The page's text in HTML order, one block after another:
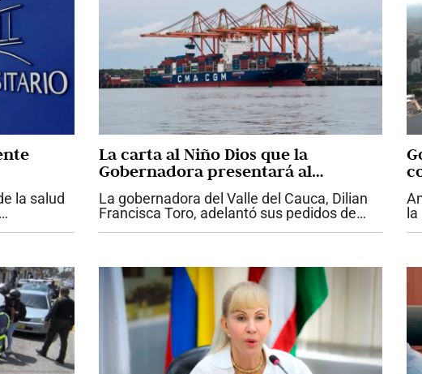
la salud
La carta al Niño Dios que la
Gobernadora presentará al
Presidente Abelardo De La Espriella
con proyectos claves para el Valle
La gobernadora del Valle del Cauca, Dilian
Francisca Toro, adelantó sus pedidos de
Navidad y le presentará una carta del Niño